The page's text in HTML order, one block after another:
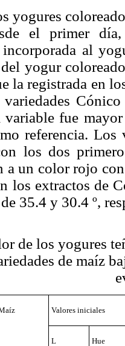
yogures
el primer
incorporada al
yogur
la registrada en
variable fue
referencia.
los dos
a un color rojo
los extractos de
35.4 y 30.4 º,
de los yogures
de maíz
Valores iniciales
L Hue